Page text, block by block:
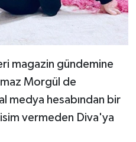
magazin gündemine
Morgül de
medya hesabından bir
vermeden Diva'ya